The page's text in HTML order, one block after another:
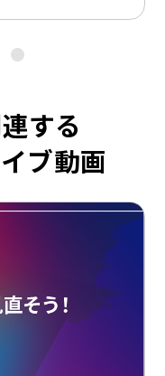
●
する
ブ動画